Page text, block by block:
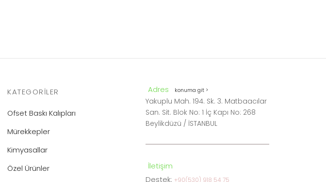
KATEGORILER
Ofset Baskı Kalıpları
Mürekkepler
Kimyasallar
Özel Ürünler
Adres konuma git >
Yakuplu Mah. 194. Sk. 3. Matbaacılar
San. Sit. Blok No: 1 İç Kapı No: 268
Beylikdüzü / İSTANBUL
İletişim
Destek: +90(530) 918 54 75